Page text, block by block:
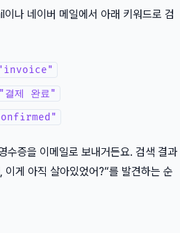
나 네이버 메일에서 아래 키워드로 검
"결제 완료"
수증을 이메일로 보내거든요. 검색 결과
이게 아직 살아있었어?“를 발견하는 순